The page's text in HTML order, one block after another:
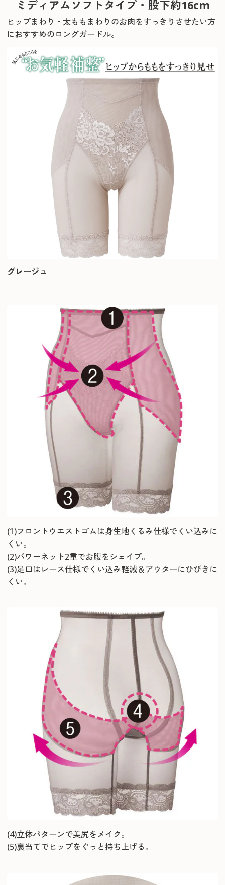
ミディアムソフトタイプ・股下約16cm
ヒップまわり・太ももまわりのお肉をすっきりさせたい方
におすすめのロングガードル。
グレージュ
(1)フロントウエストゴムは身生地くるみ仕様でくい込みに
くい。
(2)パワーネット2重でお腹をシェイプ。
(3)足口はレース仕様でくい込み軽減＆アウターにひびきに
くい。
(4)立体パターンで美尻をメイク。
(5)裏当てでヒップをぐっと持ち上げる。